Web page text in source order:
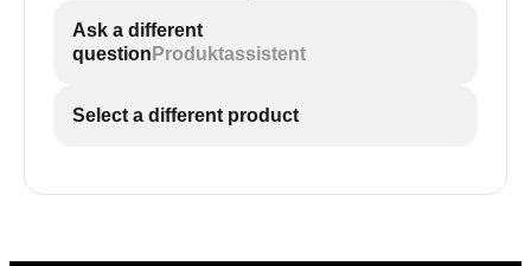
Ask a different
question Produktassistent
Select a different product